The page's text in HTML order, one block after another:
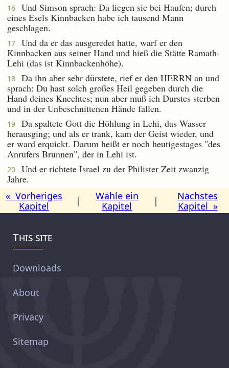
16
Und Simson sprach: Da liegen sie bei Haufen; durch
eines Esels Kinnbacken habe ich tausend Mann
geschlagen.
17
Und da er das ausgeredet hatte, warf er den
Kinnbacken aus seiner Hand und hieß die Stätte Ramath-
Lehi (das ist Kinnbackenhöhe).
18
Da ihn aber sehr dürstete, rief er den HERRN an und
sprach: Du hast solch großes Heil gegeben durch die
Hand deines Knechtes; nun aber muß ich Durstes sterben
und in der Unbeschnittenen Hände fallen.
19
Da spaltete Gott die Höhlung in Lehi, das Wasser
herausging; und als er trank, kam der Geist wieder, und
er ward erquickt. Darum heißt er noch heutigestages "des
Anrufers Brunnen", der in Lehi ist.
20
Und er richtete Israel zu der Philister Zeit zwanzig
Jahre.
« Vorheriges
Kapitel
|
Wähle ein
Kapitel
|
Nächstes
Kapitel »
This site
Downloads
About
Privacy
Sitemap